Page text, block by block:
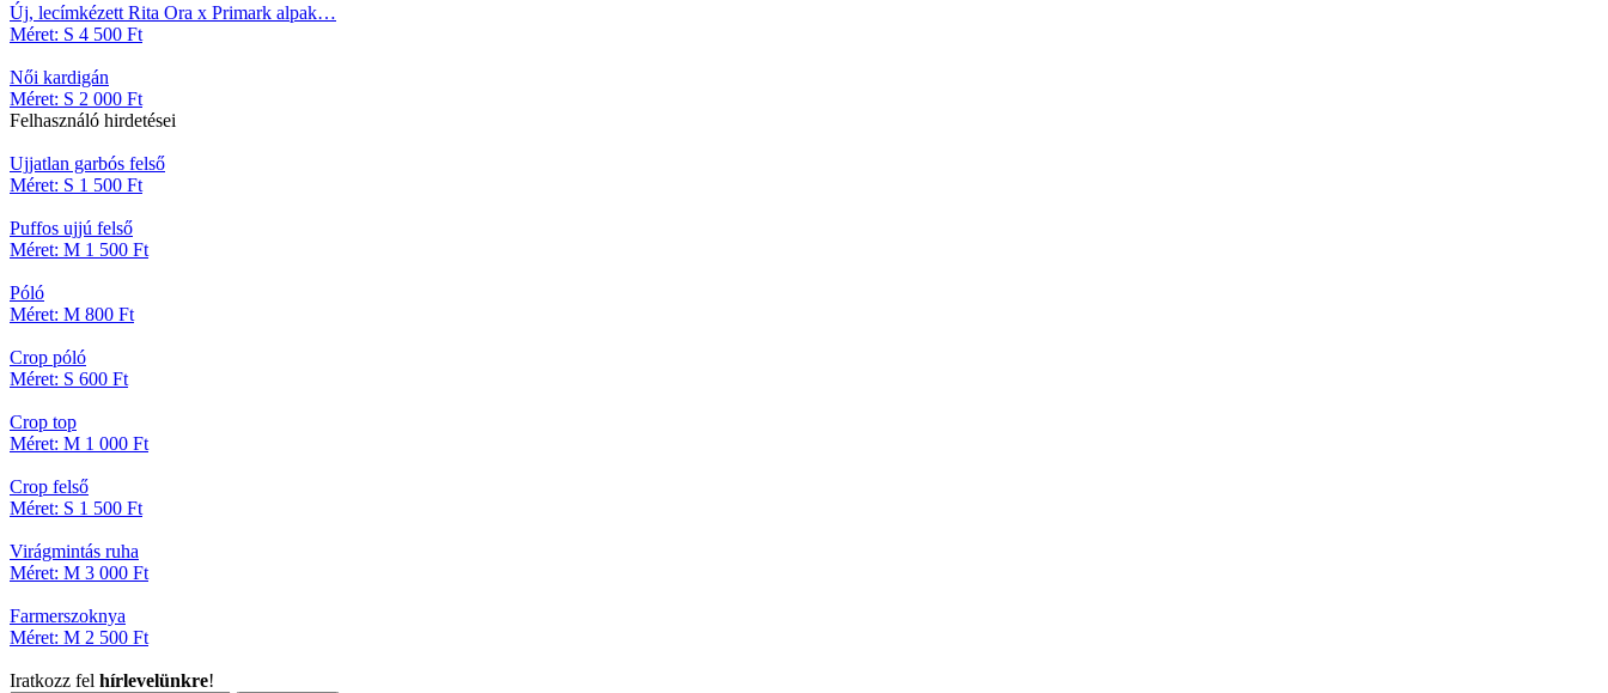
Új, lecímkézett Rita Ora x Primark alpak…
Méret: S 4 500 Ft
Női kardigán
Méret: S 2 000 Ft
Felhasználó hirdetései
Ujjatlan garbós felső
Méret: S 1 500 Ft
Puffos ujjú felső
Méret: M 1 500 Ft
Póló
Méret: M 800 Ft
Crop póló
Méret: S 600 Ft
Crop top
Méret: M 1 000 Ft
Crop felső
Méret: S 1 500 Ft
Virágmintás ruha
Méret: M 3 000 Ft
Farmerszoknya
Méret: M 2 500 Ft
Iratkozz fel hírlevelünkre!